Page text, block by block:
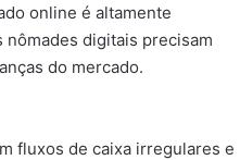
online é altamente
digitais precisam
do mercado.
fluxos de caixa irregulares e